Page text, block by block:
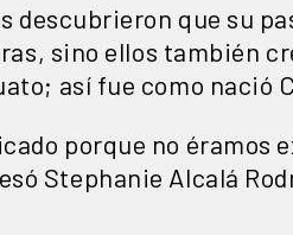
descubrieron que su
sino ellos también
así fue como nació
porque no éramos
Stephanie Alcalá